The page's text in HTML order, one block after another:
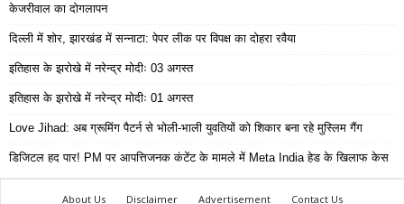
केजरीवाल का दोगलापन
दिल्ली में शोर, झारखंड में सन्नाटा: पेपर लीक पर विपक्ष का दोहरा रवैया
इतिहास के झरोखे में नरेन्द्र मोदीः 03 अगस्त
इतिहास के झरोखे में नरेन्द्र मोदीः 01 अगस्त
Love Jihad: अब ग्रूमिंग पैटर्न से भोली-भाली युवतियों को शिकार बना रहे मुस्लिम गैंग
डिजिटल हद पार! PM पर आपत्तिजनक कंटेंट के मामले में Meta India हेड के खिलाफ केस
About Us Disclaimer Advertisement Contact Us